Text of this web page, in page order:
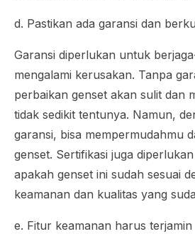
d. Pastikan ada garansi dan
Garansi diperlukan untuk
mengalami kerusakan. Tanpa
perbaikan genset akan sulit dan
tidak sedikit tentunya. Namun,
garansi, bisa mempermudahmu
genset. Sertifikasi juga
apakah genset ini sudah sesuai
keamanan dan kualitas yang
e. Fitur keamanan harus terjamin